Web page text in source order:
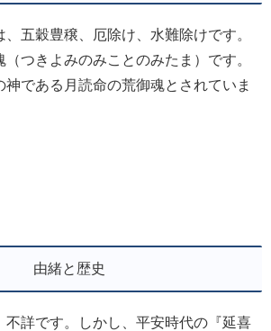
五穀豊穣、厄除け、水難除けです。
つきよみのみことのみたま）です。
神である月読命の荒御魂とされていま
由緒と歴史
不詳です。しかし、平安時代の『延喜